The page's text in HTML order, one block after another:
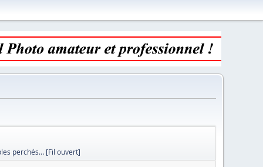
perchés… [Fil ouvert]